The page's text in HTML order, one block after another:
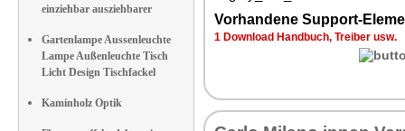
einziehbar ausziehbarer
Gartenlampe Aussenleuchte
Lampe Außenleuchte Tisch
Licht Design Tischfackel
Kaminholz Optik
Vorhandene Support-
1 Download Handbuch, Treiber usw.